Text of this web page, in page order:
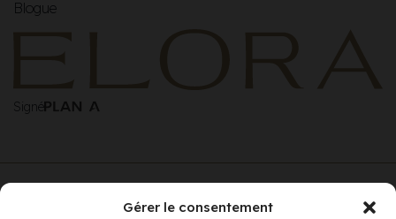
Gérer le consentement
Blogue
Signé
2005 av. de Bois-de-Boulogne, Laval QC H7N 0J7